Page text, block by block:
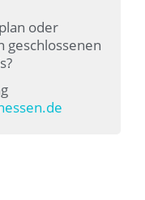
oder
geschlossenen